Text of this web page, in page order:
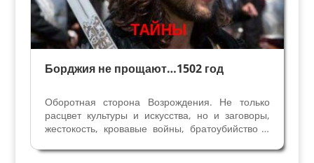
Борджия не прощают…1502 год
Оборотная сторона Возрождения. Не только
расцвет культуры и искусства, но и заговоры,
жестокость, кровавые войны, братоубийство и
помог Джампаоло Бальони в Перудже стать